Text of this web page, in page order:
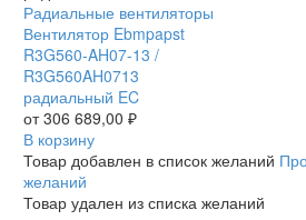
Вентилятор
Ebmpapst
R3G560-
AH07-
13
/
R3G560AH0713
радиальный
EC
Радиальные вентиляторы
Вентилятор Ebmpapst
R3G560-AH07-13 /
R3G560AH0713
радиальный EC
от306 689,00 ₽
В корзину
Товар добавлен в список желаний
желаний
Товар удален из списка желаний